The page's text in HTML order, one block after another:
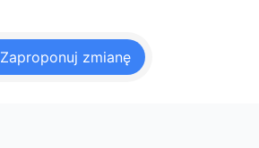
Zaproponuj zmianę